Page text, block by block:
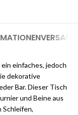
einfaches, jedoch
dekorative
Bar. Dieser Tisch
und Beine aus
Schleifen,